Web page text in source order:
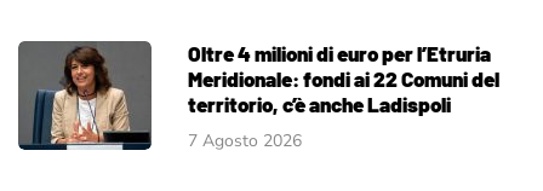
Oltre 4 milioni di euro per l’Etruria
Meridionale: fondi ai 22 Comuni del
territorio, c’è anche Ladispoli
7 Agosto 2026